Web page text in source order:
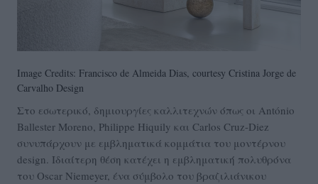
Image Credits: Francisco de Almeida Dias, courtesy Cristina Jorge de
Carvalho Design
Στο εσωτερικό, δημιουργίες καλλιτεχνών όπως οι António
Ballester Moreno, Philippe Hiquily και Carlos Cruz-Diez
συνυπάρχουν με εμβληματικά κομμάτια του μοντέρνου
design. Ιδιαίτερη θέση κατέχει η εμβληματική πολυθρόνα
του Oscar Niemeyer, ένα σύμβολο του βραζιλιάνικου